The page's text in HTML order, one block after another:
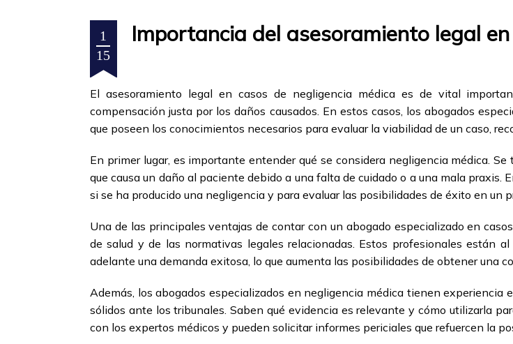
1
15
Importancia del asesoramiento legal
El asesoramiento legal en casos de negligencia médica es de vital
compensación justa por los daños causados. En estos casos, los abogados
que poseen los conocimientos necesarios para evaluar la viabilidad de un caso,
En primer lugar, es importante entender qué se considera negligencia médica.
que causa un daño al paciente debido a una falta de cuidado o a una mala
si se ha producido una negligencia y para evaluar las posibilidades de éxito en un
Una de las principales ventajas de contar con un abogado especializado en
de salud y de las normativas legales relacionadas. Estos profesionales están
adelante una demanda exitosa, lo que aumenta las posibilidades de obtener una
Además, los abogados especializados en negligencia médica tienen
sólidos ante los tribunales. Saben qué evidencia es relevante y cómo utilizarla
con los expertos médicos y pueden solicitar informes periciales que refuercen la